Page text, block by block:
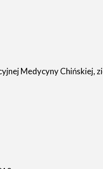
Medycyny Chińskiej,